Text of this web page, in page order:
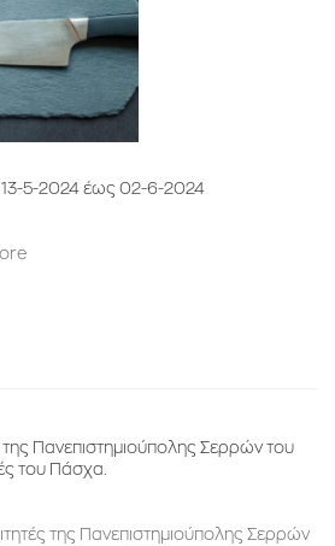
13-5-2024 έως 02-6-2024
της Πανεπιστημιούπολης Σερρών του
του Πάσχα.
της Πανεπιστημιούπολης Σερρών